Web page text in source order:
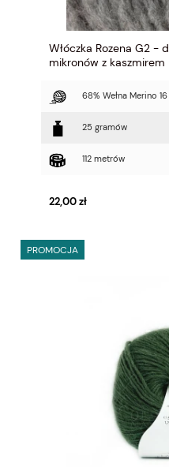
Włóczka Rozena G2 -
mikronów z kaszmirem
68% Wełna Merino
25 gramów
112 metrów
22,00 zł
PROMOCJA